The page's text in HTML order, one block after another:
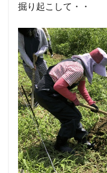
掘り起こして・・